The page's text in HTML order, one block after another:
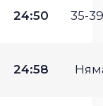
24:50 35-
24:58